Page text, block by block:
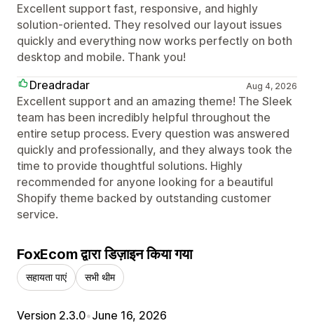
Excellent support fast, responsive, and highly
solution-oriented. They resolved our layout issues
quickly and everything now works perfectly on both
desktop and mobile. Thank you!
Dreadradar
Aug 4, 2026
Excellent support and an amazing theme! The Sleek
team has been incredibly helpful throughout the
entire setup process. Every question was answered
quickly and professionally, and they always took the
time to provide thoughtful solutions. Highly
recommended for anyone looking for a beautiful
Shopify theme backed by outstanding customer
service.
FoxEcom द्वारा डिज़ाइन किया गया
सहायता पाएं सभी थीम
Version 2.3.0•June 16, 2026